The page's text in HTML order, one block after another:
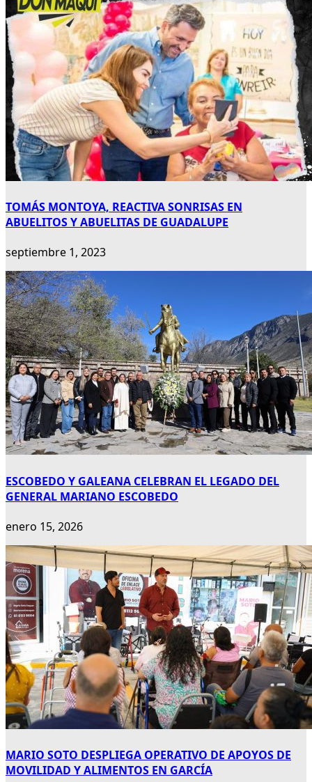
TOMÁS MONTOYA, REACTIVA SONRISAS EN
ABUELITOS Y ABUELITAS DE GUADALUPE
septiembre 1, 2023
ESCOBEDO Y GALEANA CELEBRAN EL LEGADO DEL
GENERAL MARIANO ESCOBEDO
enero 15, 2026
MARIO SOTO DESPLIEGA OPERATIVO DE APOYOS DE
MOVILIDAD Y ALIMENTOS EN GARCÍA